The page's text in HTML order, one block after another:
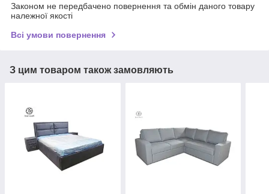
Законом не передбачено повернення та обмін даного товару
належної якості
Всі умови повернення
З цим товаром також замовляють